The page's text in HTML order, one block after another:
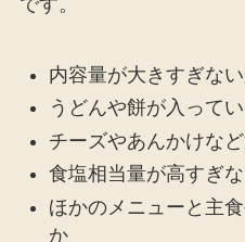
です。
内容量が大きすぎな
うどんや餅が入って
チーズやあんかけな
食塩相当量が高すぎ
ほかのメニューと主
か